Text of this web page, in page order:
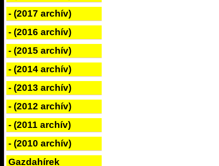
- (2017 archív)
- (2016 archív)
- (2015 archív)
- (2014 archív)
- (2013 archív)
- (2012 archív)
- (2011 archív)
- (2010 archív)
Gazdahírek